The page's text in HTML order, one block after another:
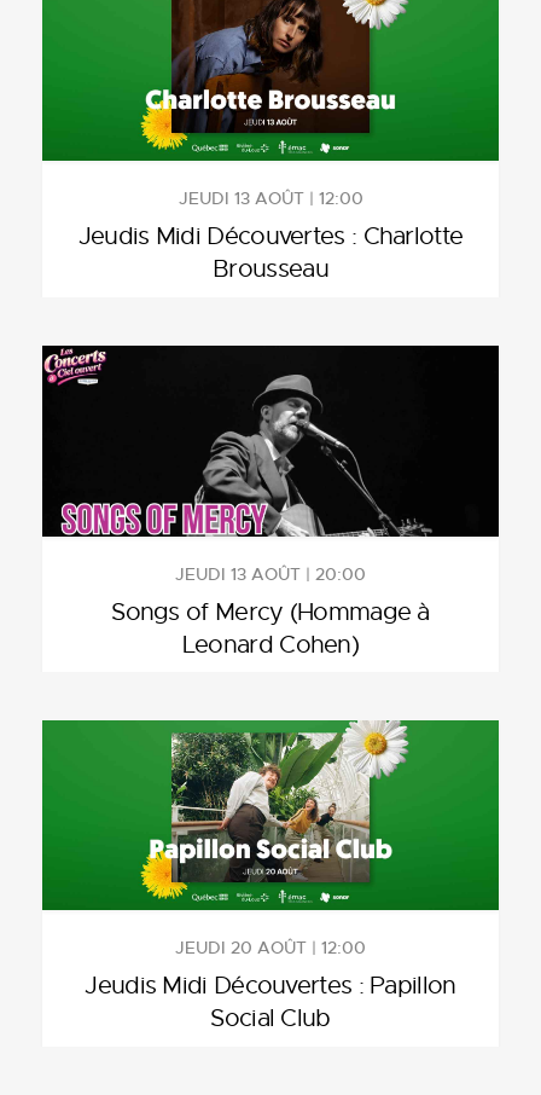
JEUDI 13 AOÛT | 12:00
Jeudis Midi Découvertes : Charlotte
Brousseau
JEUDI 13 AOÛT | 20:00
Songs of Mercy (Hommage à
Leonard Cohen)
JEUDI 20 AOÛT | 12:00
Jeudis Midi Découvertes : Papillon
Social Club